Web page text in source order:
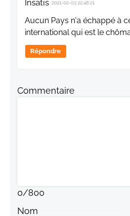
Insatis 2021-02-03 22:48:21
Aucun Pays n'a échappé à
international qui est le
Répondre
Commentaire
0/800
Nom